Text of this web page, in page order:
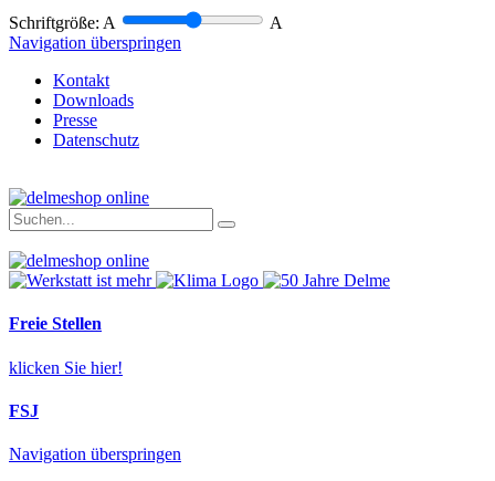
Schriftgröße: A
A
Navigation überspringen
Kontakt
Downloads
Presse
Datenschutz
Freie Stellen
klicken Sie hier!
FSJ
Navigation überspringen